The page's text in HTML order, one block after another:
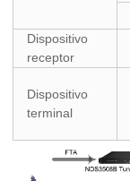
Dispositivo
receptor
Dispositivo
terminal